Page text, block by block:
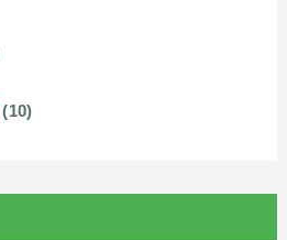
(10)